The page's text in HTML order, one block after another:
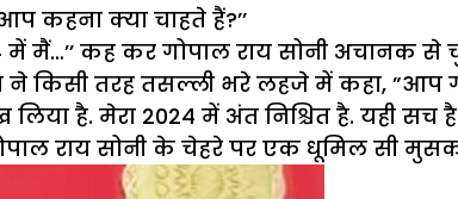
कहना क्या चाहते हैं?’’
मैं…’’ कह कर गोपाल राय सोनी अचानक से
तरह तसल्ली भरे लहजे में कहा, ”आप
है. मेरा 2024 में अंत निश्चित है. यही सच
राय सोनी के चेहरे पर एक धूमिल सी